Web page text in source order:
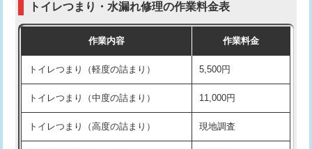
トイレつまり・水漏れ修理の作業料金表
作業内容 作業料金
トイレつまり（軽度の詰まり） 5,500円
トイレつまり（中度の詰まり） 11,000円
トイレつまり（高度の詰まり） 現地調査